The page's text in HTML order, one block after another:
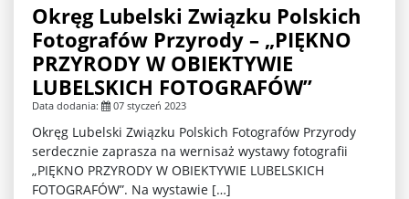
Okręg Lubelski Związku Polskich
Fotografów Przyrody – „PIĘKNO
PRZYRODY W OBIEKTYWIE
LUBELSKICH FOTOGRAFÓW”
Data dodania: 07 styczeń 2023
Okręg Lubelski Związku Polskich Fotografów Przyrody
serdecznie zaprasza na wernisaż wystawy fotografii
„PIĘKNO PRZYRODY W OBIEKTYWIE LUBELSKICH
FOTOGRAFÓW”. Na wystawie […]